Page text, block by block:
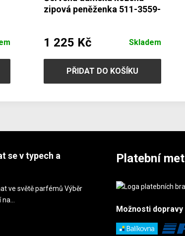
zipová peněženka 511-3559-
1 225 Kč Skladem
PŘIDAT DO KOŠÍKU
se v typech a
ve světě parfémů Výběr
Platební
Možnostidopravy